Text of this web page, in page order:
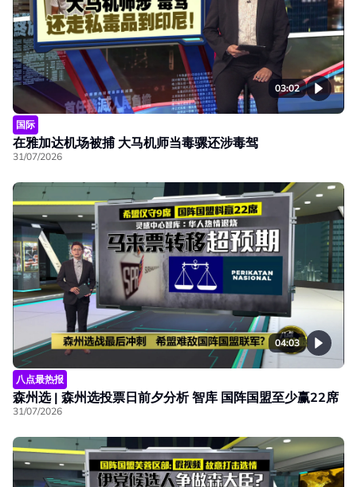
03:02
国际
在雅加达机场被捕 大马机师当毒骡还涉毒驾
31/07/2026
04:03
八点最热报
森州选 | 森州选投票日前夕分析 智库 国阵国盟至少赢22席
31/07/2026